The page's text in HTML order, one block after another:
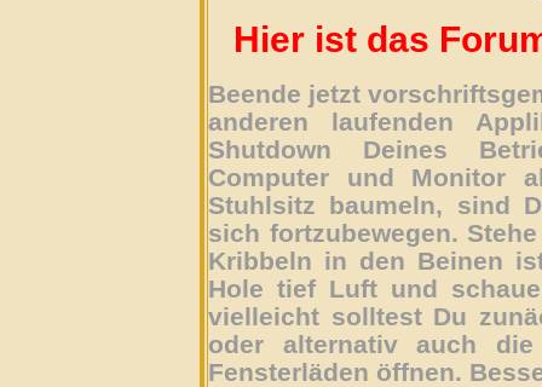
Hier ist das
Beende jetzt
anderen laufenden
Shutdown Deines
Computer und Monitor
Stuhlsitz baumeln, sind
sich fortzubewegen.
Kribbeln in den Beinen
Hole tief Luft und
vielleicht solltest Du
oder alternativ auch
Fensterläden öffnen.